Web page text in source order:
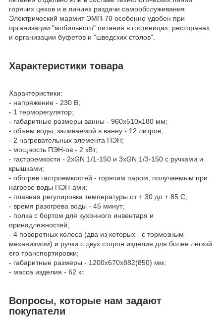
горячих цехов и в линиях раздачи самообслуживания.
Электрический мармит ЭМП-70 особенно удобен при
организации "мобильного" питания в гостиницах, ресторанах
и организации буфетов и "шведских столов".
Характеристики товара
Характеристики:
- напряжение - 230 В;
- 1 терморегулятор;
- габаритные размеры ванны - 960х510х180 мм;
- объем воды, заливаемой в ванну - 12 литров;
- 2 нагревательных элемента ПЭН;
- мощность ПЭН-ов - 2 кВт;
- гастроемкости - 2хGN 1/1-150 и 3хGN 1/3-150 с ручками и
крышками;
- обогрев гастроемкостей - горячим паром, получаемым при
нагреве воды ПЭН-ами;
- плавная регулировка температуры от + 30 до + 85 С;
- время разогрева воды - 45 минут;
- полка с бортом для кухонного инвентаря и
принадлежностей;
- 4 поворотных колеса (два из которых - с тормозным
механизмом) и ручки с двух сторон изделия для более легкой
его транспортировки;
- габаритные размеры - 1200х670х882(850) мм;
- масса изделия - 62 кг.
Вопросы, которые нам задают
покупатели